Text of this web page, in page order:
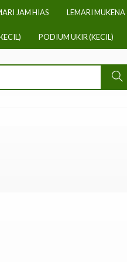
JAM HIAS LEMARI MUKENA
PODIUM UKIR (KECIL)